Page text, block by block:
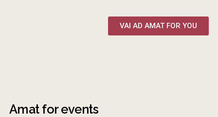
VAI AD AMAT FOR YOU
Amat for events